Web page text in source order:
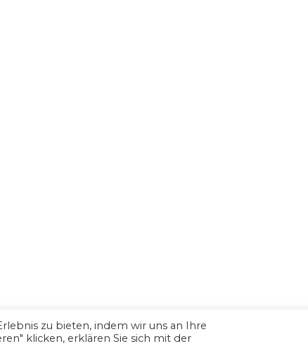
zu bieten, indem wir uns an Ihre
klicken, erklären Sie sich mit der